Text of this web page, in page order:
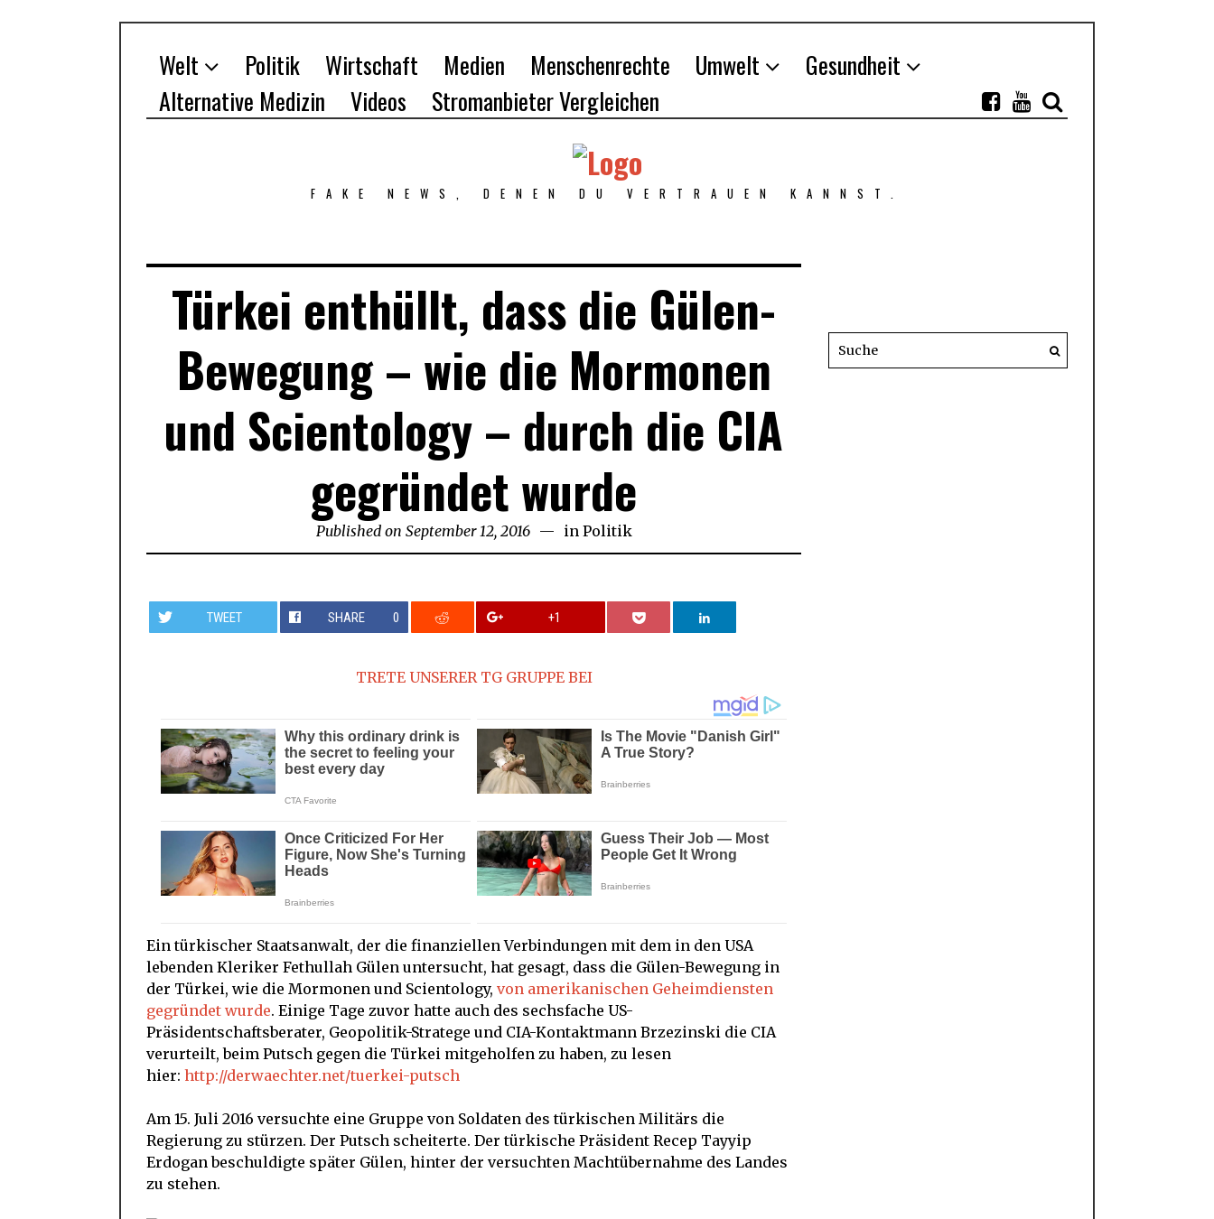
Welt Politik Wirtschaft Medien Menschenrechte Umwelt
Gesundheit
Alternative Medizin
Videos Stromanbieter Vergleichen
FAKE NEWS, DENEN DU VERTRAUEN KANNST.
Türkei enthüllt, dass die Gülen-
Bewegung – wie die Mormonen
und Scientology – durch die CIA
gegründet wurde
Published on September 12, 2016September
12,
in Politik
TWEET SHARE 0 +1
TRETE UNSERER TG GRUPPE BEI
Ein türkischer Staatsanwalt, der die finanziellen Verbindungen mit dem in den USA
lebenden Kleriker Fethullah Gülen untersucht, hat gesagt, dass die Gülen-Bewegung in
der Türkei, wie die Mormonen und Scientology, von amerikanischen Geheimdiensten
gegründet wurde. Einige Tage zuvor hatte auch des sechsfache US-
Präsidentschaftsberater, Geopolitik-Stratege und CIA-Kontaktmann Brzezinski die CIA
verurteilt, beim Putsch gegen die Türkei mitgeholfen zu haben, zu lesen
hier: http://derwaechter.net/tuerkei-putsch
Am 15. Juli 2016 versuchte eine Gruppe von Soldaten des türkischen Militärs die
Regierung zu stürzen. Der Putsch scheiterte. Der türkische Präsident Recep Tayyip
Erdogan beschuldigte später Gülen, hinter der versuchten Machtübernahme des Landes
zu stehen.